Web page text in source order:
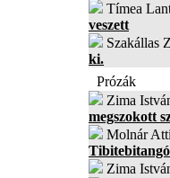
Tímea
veszett
Szakállas
ki.
Prózák
Zima
megszokott
Molnár
Zima